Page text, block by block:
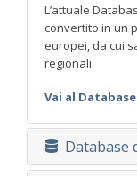
L’attuale
convertito in un
europei, da cui
regionali.
Vai al
Database